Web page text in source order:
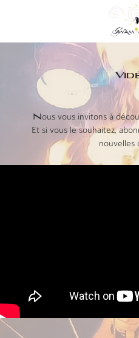
Nous vous invitons à
Et si vous le souhaitez,
nouvelles